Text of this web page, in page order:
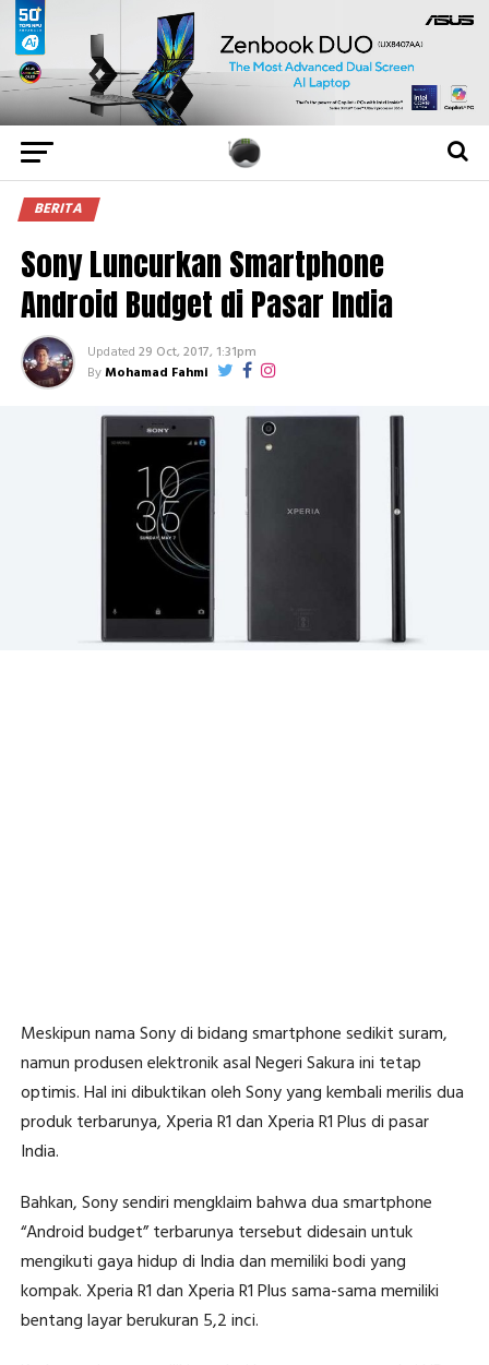
BERITA
Sony Luncurkan Smartphone
Android Budget di Pasar India
Updated 29 Oct, 2017, 1:31pm
ByMohamad Fahmi
Meskipun nama Sony di bidang smartphone sedikit suram,
namun produsen elektronik asal Negeri Sakura ini tetap
optimis. Hal ini dibuktikan oleh Sony yang kembali merilis dua
produk terbarunya, Xperia R1 dan Xperia R1 Plus di pasar
India.
Bahkan, Sony sendiri mengklaim bahwa dua smartphone
“Android budget” terbarunya tersebut didesain untuk
mengikuti gaya hidup di India dan memiliki bodi yang
kompak. Xperia R1 dan Xperia R1 Plus sama-sama memiliki
bentang layar berukuran 5,2 inci.